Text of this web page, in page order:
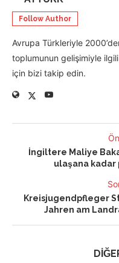
Follow Author
Avrupa Türkleriyle
toplumunun gelişimiyle
için bizi takip edin.
İngiltere Maliye
ulaşana kadar
Kreisjugendpfleger
Jahren am